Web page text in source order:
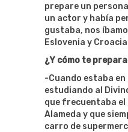
prepare un
un actor y había
gustaba, nos
Eslovenia y
¿Y cómo te
-Cuando estaba en
estudiando al
que frecuentaba
Alameda y que
carro de